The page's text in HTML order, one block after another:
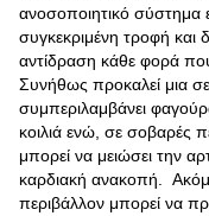
ανοσοποιητικό σύστημα
συγκεκριμένη τροφή και
αντίδραση κάθε φορά που
Συνήθως προκαλεί μια
συμπεριλαμβάνει
κοιλιά ενώ, σε σοβαρές
μπορεί να μειώσει την
καρδιακή ανακοπή.
περιβάλλον μπορεί να